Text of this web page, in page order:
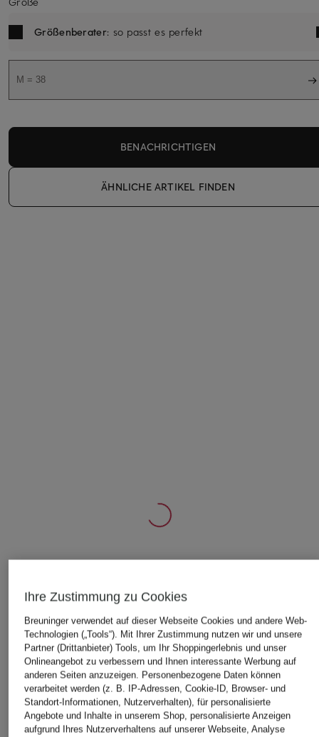
Größenberater: so passt es perfekt
M = 38
BENACHRICHTIGEN
ÄHNLICHE ARTIKEL FINDEN
Ihre Zustimmung zu Cookies
Breuninger verwendet auf dieser Webseite Cookies und andere Web-
Technologien („Tools“). Mit Ihrer Zustimmung nutzen wir und unsere
Partner (Drittanbieter) Tools, um Ihr Shoppingerlebnis und unser
Onlineangebot zu verbessern und Ihnen interessante Werbung auf
anderen Seiten anzuzeigen. Personenbezogene Daten können
verarbeitet werden (z. B. IP-Adressen, Cookie-ID, Browser- und
Standort-Informationen, Nutzerverhalten), für personalisierte
Angebote und Inhalte in unserem Shop, personalisierte Anzeigen
aufgrund Ihres Nutzerverhaltens auf unserer Webseite, Analyse